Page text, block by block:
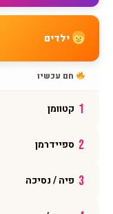
מדיניות משלוחים
מדיניות החזרות
מדיניות פרטיות
פייסבוק
וואטסאפ
ילדים
חם עכשיו
1 קטוומן
2 ספיידרמן
3 פיה / נסיכה